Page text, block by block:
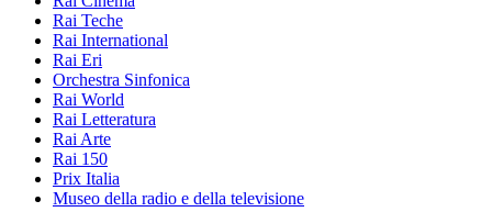
Rai Teche
Rai International
Rai Eri
Orchestra Sinfonica
Rai World
Rai Letteratura
Rai Arte
Rai 150
Prix Italia
Museo della radio e della televisione